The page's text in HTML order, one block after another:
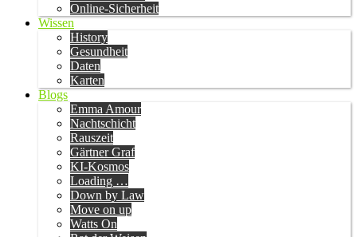
Online-Sicherheit
Wissen
History
Gesundheit
Daten
Karten
Blogs
Emma Amour
Nachtschicht
Rauszeit
Gärtner Graf
KI-Kosmos
Loading …
Down by Law
Move on up
Watts On